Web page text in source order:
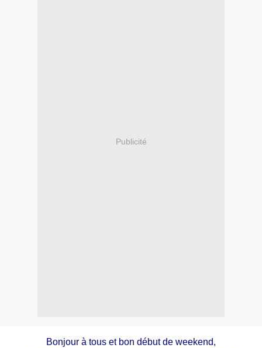
Publicité
Bonjour à tous et bon début de weekend,